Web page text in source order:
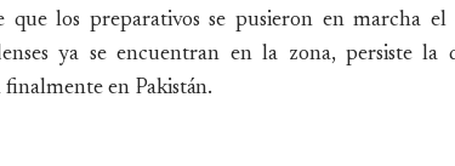
que los preparativos se pusieron en marcha
ya se encuentran en la zona, persiste
en Pakistán.